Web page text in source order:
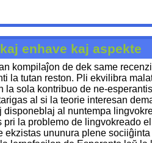
enhave kaj aspekte
kompilaĵon de dek same
la tutan reston. Pli ekvilibra
la sola kontribuo de ne-
al si la teorie interesan
disponeblaj al nuntempa
la problemo de lingvokreado
ekzistas ununura plene